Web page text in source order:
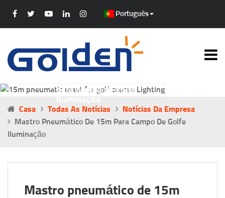
Português
para campo de golfe
Casa Todas As Notícias
Notícias Da Empresa
Mastro Pneumático De 15m Para Campo De Golfe
Iluminação
Mastro pneumático de 15m